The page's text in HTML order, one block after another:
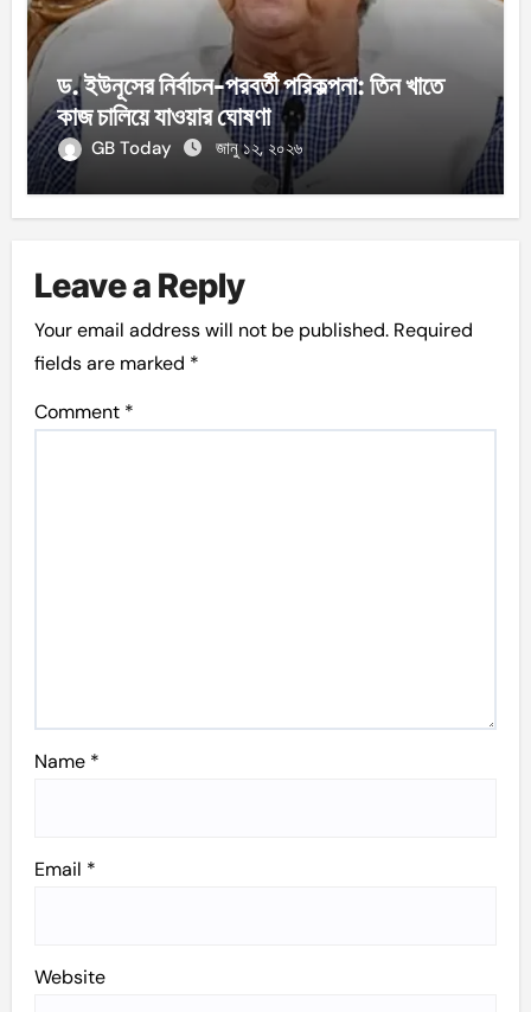
ড. ইউনূসের নির্বাচন-পরবর্তী পরিকল্পনা: তিন খাতে
কাজ চালিয়ে যাওয়ার ঘোষণা
GB Today জানু ১২, ২০২৬
Leave a Reply
Your email address will not be published. Required
fields are marked *
Comment *
Name *
Email *
Website